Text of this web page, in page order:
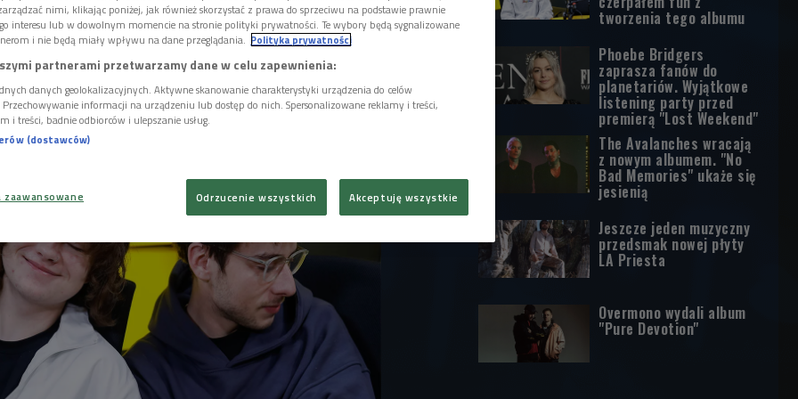
na oficjalne rozpoczęcie sezonu
5 czerwca o godzinie 19:00, w
Beach Bar odbędzie się koncert
Up. Na scenie nad wodą wystąpi
hoshii, któremu towarzyszyć będzie raper
i nasz redakcyjny kolega - Kosma Król.
tworzenia tego albumu
Phoebe Bridgers
zaprasza fanów do
planetariów. Wyjątkowe
listening party przed
premierą "Lost Weekend"
The Avalanches wracają
z nowym albumem. "No
Bad Memories" ukaże się
jesienią
Jeszcze jeden muzyczny
przedsmak nowej płyty
LA Priesta
Overmono wydali album
"Pure Devotion"
nimi, klikając poniżej, jak również skorzystać z prawa do sprzeciwu na podstawie prawnie
interesu lub w dowolnym momencie na stronie polityki prywatności. Te wybory będą sygnalizowane
i nie będą miały wpływu na dane przeglądania. Polityka prywatności
partnerami przetwarzamy dane w celu zapewnienia:
danych geolokalizacyjnych. Aktywne skanowanie charakterystyki urządzenia do celów
informacji na urządzeniu lub dostęp do nich. Spersonalizowane reklamy i treści,
i treści, badnie odbiorców i ulepszanie usług.
(dostawców)
Odrzucenie wszystkich Akceptuję wszystkie